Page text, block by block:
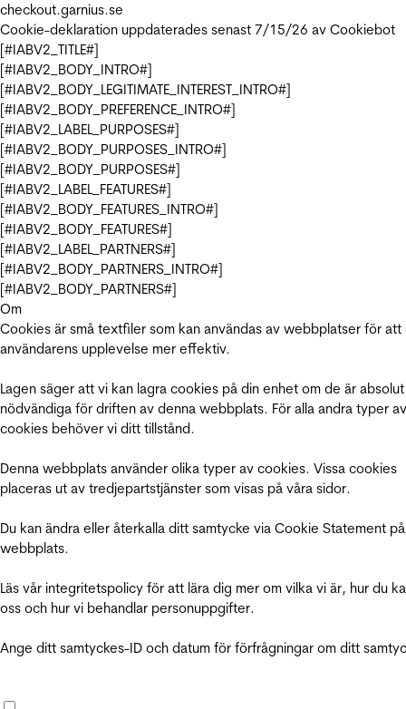
checkout.garnius.se
Cookie-deklaration uppdaterades senast 7/15/26 av Cookiebot
[#IABV2_TITLE#]
[#IABV2_BODY_INTRO#]
[#IABV2_BODY_LEGITIMATE_INTEREST_INTRO#]
[#IABV2_BODY_PREFERENCE_INTRO#]
[#IABV2_LABEL_PURPOSES#]
[#IABV2_BODY_PURPOSES_INTRO#]
[#IABV2_BODY_PURPOSES#]
[#IABV2_LABEL_FEATURES#]
[#IABV2_BODY_FEATURES_INTRO#]
[#IABV2_BODY_FEATURES#]
[#IABV2_LABEL_PARTNERS#]
[#IABV2_BODY_PARTNERS_INTRO#]
[#IABV2_BODY_PARTNERS#]
Om
Cookies är små textfiler som kan användas av webbplatser för att
användarens upplevelse mer effektiv.
Lagen säger att vi kan lagra cookies på din enhet om de är absolut
nödvändiga för driften av denna webbplats. För alla andra typer av
cookies behöver vi ditt tillstånd.
Denna webbplats använder olika typer av cookies. Vissa cookies
placeras ut av tredjepartstjänster som visas på våra sidor.
Du kan ändra eller återkalla ditt samtycke via Cookie Statement
webbplats.
Läs vår integritetspolicy för att lära dig mer om vilka vi är, hur du
oss och hur vi behandlar personuppgifter.
Ange ditt samtyckes-ID och datum för förfrågningar om ditt